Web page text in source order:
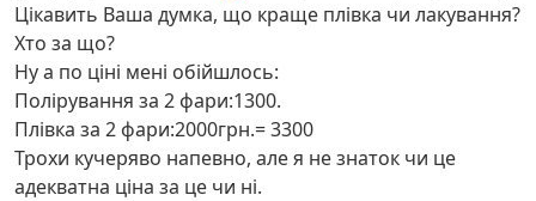
Цікавить Ваша думка, що краще плівка чи лакування?
Хто за що?
Ну а по ціні мені обійшлось:
Полірування за 2 фари:1300.
Плівка за 2 фари:2000грн.= 3300
Трохи кучеряво напевно, але я не знаток чи це
адекватна ціна за це чи ні.